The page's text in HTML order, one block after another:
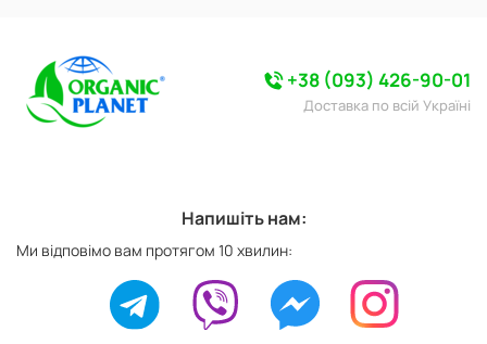
+38 (093) 426-90-01
Доставка по всій Україні
Напишіть нам:
Ми відповімо вам протягом 10 хвилин: